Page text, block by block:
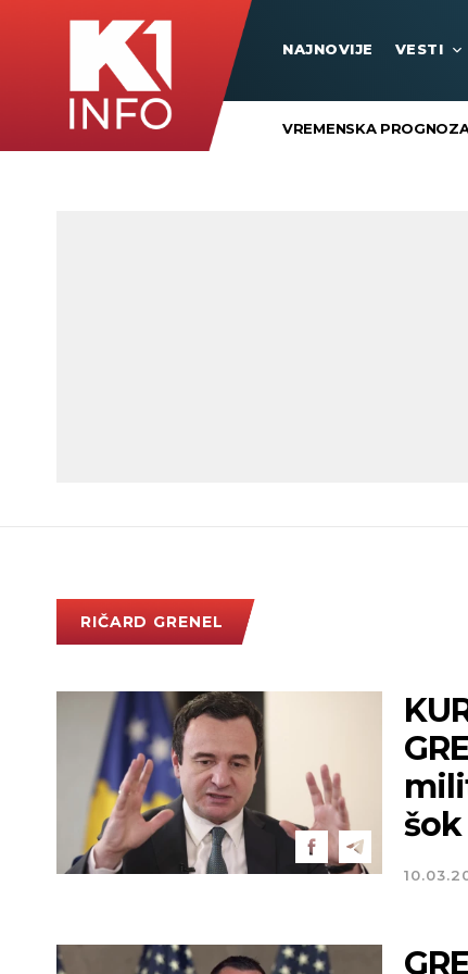
NAJNOVIJE VESTI
VREMENSKA
RIČARD GRENEL